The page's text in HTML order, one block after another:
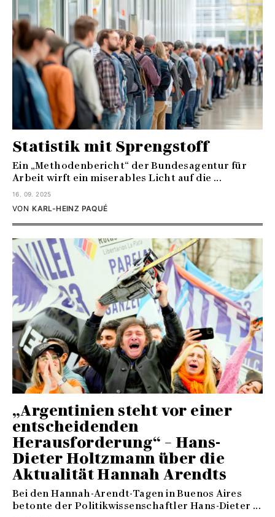
Statistik mit Sprengstoff
Ein „Methodenbericht“ der Bundesagentur für
Arbeit wirft ein miserables Licht auf die ...
16. 09. 2025
KARL-HEINZ PAQUÉ
VON
„Argentinien steht vor einer
entscheidenden
Herausforderung“ – Hans-
Dieter Holtzmann über die
Aktualität Hannah Arendts
Bei den Hannah-Arendt-Tagen in Buenos Aires
betonte der Politikwissenschaftler Hans-Dieter ...